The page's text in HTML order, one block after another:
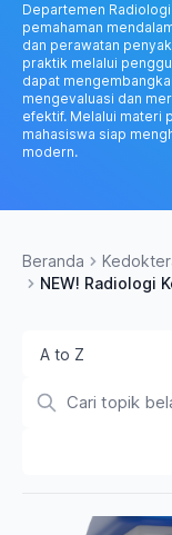
Departemen
pemahaman
dan perawatan
praktik melalui
dapat
mengevaluasi dan
efektif. Melalui materi
mahasiswa siap
modern.
Beranda
NEW! Radiologi